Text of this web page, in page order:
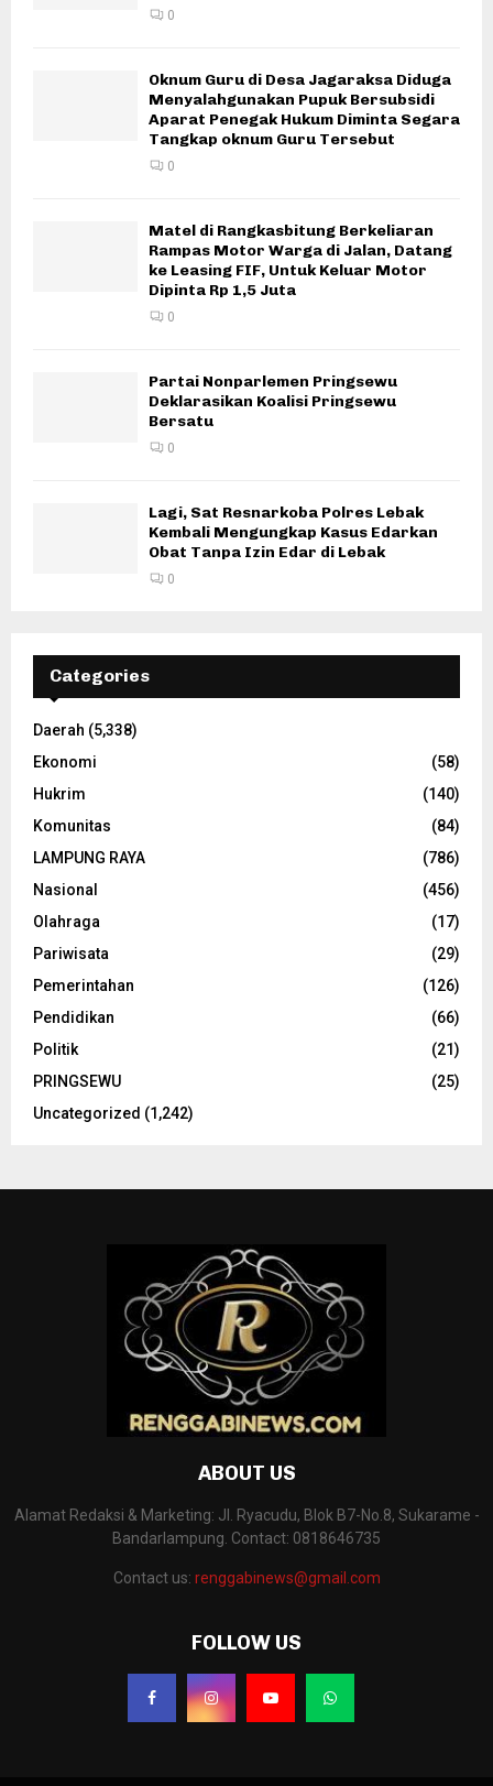
0
Oknum Guru di Desa Jagaraksa Diduga
Menyalahgunakan Pupuk Bersubsidi
Aparat Penegak Hukum Diminta Segara
Tangkap oknum Guru Tersebut
0
Matel di Rangkasbitung Berkeliaran
Rampas Motor Warga di Jalan, Datang
ke Leasing FIF, Untuk Keluar Motor
Dipinta Rp 1,5 Juta
0
Partai Nonparlemen Pringsewu
Deklarasikan Koalisi Pringsewu
Bersatu
0
Lagi, Sat Resnarkoba Polres Lebak
Kembali Mengungkap Kasus Edarkan
Obat Tanpa Izin Edar di Lebak
0
Categories
Daerah (5,338)
Ekonomi
(58)
Hukrim
(140)
Komunitas
(84)
LAMPUNG RAYA
(786)
Nasional
(456)
Olahraga
(17)
Pariwisata
(29)
Pemerintahan
(126)
Pendidikan
(66)
Politik
(21)
PRINGSEWU
(25)
Uncategorized (1,242)
ABOUT US
Alamat Redaksi & Marketing: Jl. Ryacudu, Blok B7-No.8, Sukarame -
Bandarlampung. Contact: 0818646735
Contact us: renggabinews@gmail.com
FOLLOW US